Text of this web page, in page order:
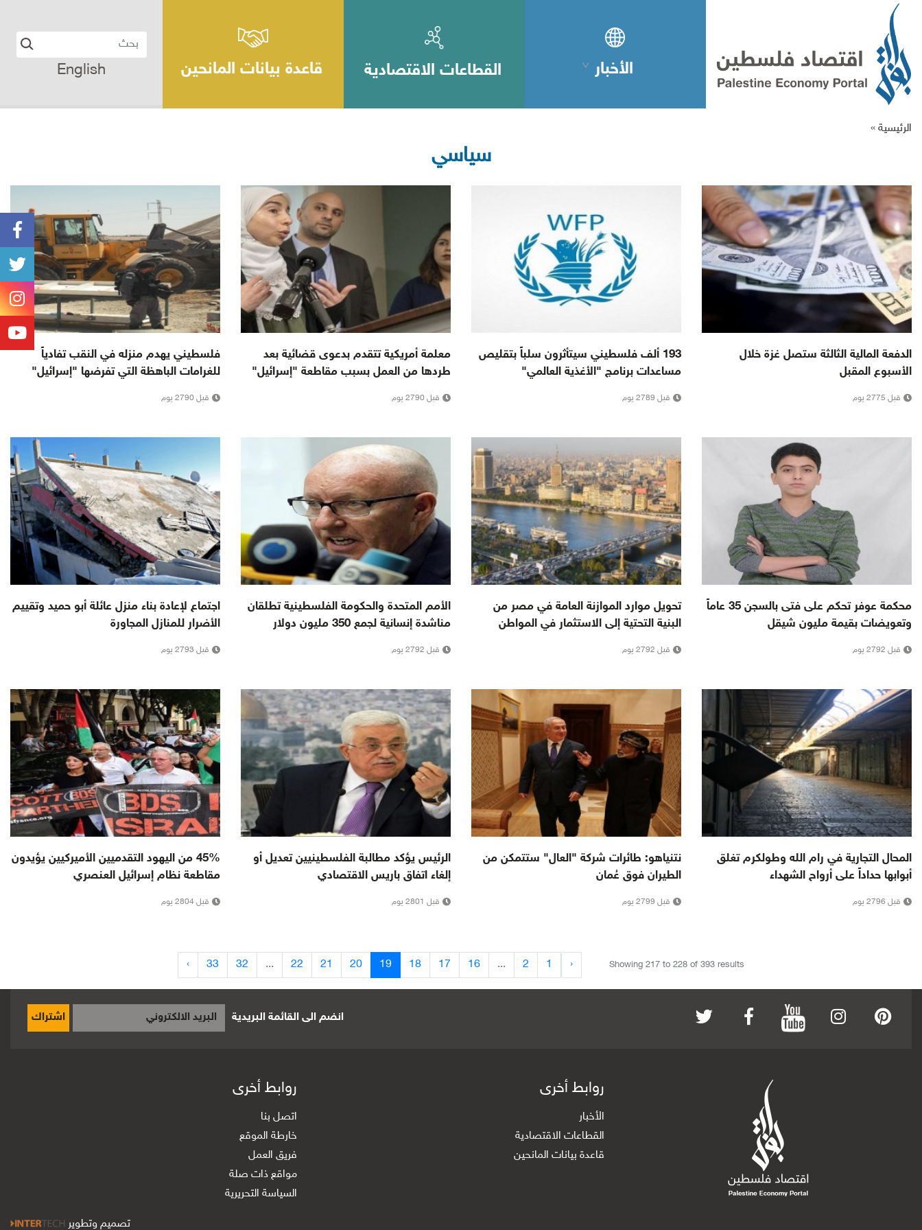
الأخبار القطاعات الاقتصادية قاعدة بيانات المانحين English
الرئيسية »
سياسي
الدفعة المالية الثالثة ستصل غزة خلال
الأسبوع المقبل
قبل 2775 يوم
193 ألف فلسطيني سيتأثرون سلباً بتقليص
مساعدات برنامج "الأغذية العالمي"
قبل 2789 يوم
معلمة أمريكية تتقدم بدعوى قضائية بعد
طردها من العمل بسبب مقاطعة "إسرائيل"
قبل 2790 يوم
فلسطيني يهدم منزله في النقب تفادياً
للغرامات الباهظة التي تفرضها "إسرائيل"
قبل 2790 يوم
محكمة عوفر تحكم على فتى بالسجن 35 عاماً
وتعويضات بقيمة مليون شيقل
قبل 2792 يوم
تحويل موارد الموازنة العامة في مصر من
البنية التحتية إلى الاستثمار في المواطن
قبل 2792 يوم
الأمم المتحدة والحكومة الفلسطينية تطلقان
مناشدة إنسانية لجمع 350 مليون دولار
قبل 2792 يوم
اجتماع لإعادة بناء منزل عائلة أبو حميد وتقييم
الأضرار للمنازل المجاورة
قبل 2793 يوم
المحال التجارية في رام الله وطولكرم تغلق
أبوابها حداداً على أرواح الشهداء
قبل 2796 يوم
نتنياهو: طائرات شركة "العال" ستتمكن من
الطيران فوق عُمان
قبل 2799 يوم
الرئيس يؤكد مطالبة الفلسطينيين تعديل أو
إلغاء اتفاق باريس الاقتصادي
قبل 2801 يوم
45% من اليهود التقدميين الأميركيين يؤيدون
مقاطعة نظام إسرائيل العنصري
قبل 2804 يوم
Showing 217to 228of 393results
‹
1
2
...
16
17
18
19
20
21
22
...
32
33
›
انضم الى القائمة البريدية اشتراك
روابط أخرى
الأخبار
القطاعات الاقتصادية
قاعدة بيانات المانحين
روابط أخرى
اتصل بنا
خارطة الموقع
فريق العمل
مواقع ذات صلة
السياسة التحريرية
تصميم وتطوير